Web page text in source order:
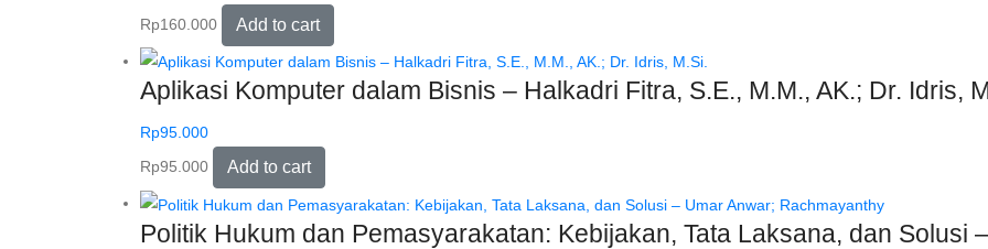
Rp160.000 Add to cart
Aplikasi Komputer dalam Bisnis – Halkadri Fitra, S.E., M.M., AK.; Dr. Idris,
Rp95.000
Rp95.000 Add to cart
Politik Hukum dan Pemasyarakatan: Kebijakan, Tata Laksana, dan Solusi